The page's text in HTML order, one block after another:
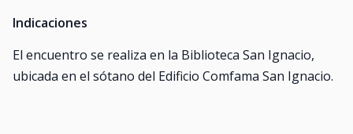
Indicaciones
El encuentro se realiza en la Biblioteca San Ignacio,
ubicada en el sótano del Edificio Comfama San Ignacio.